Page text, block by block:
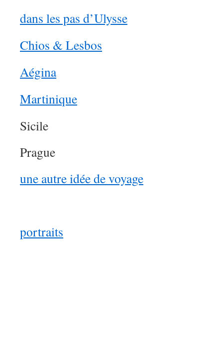
dans les pas d’Ulysse
Chios & Lesbos
Aégina
Martinique
Sicile
Prague
une autre idée de voyage
portraits